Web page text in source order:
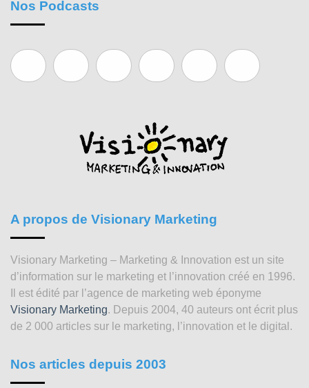
Nos Podcasts
A propos de Visionary Marketing
Visionary Marketing – Marketing & Innovation est un site
d’information sur le marketing et l’innovation créé en 1996.
Il est édité par l’agence de marketing web éponyme
Visionary Marketing. Depuis 2004, 40 auteurs ont écrit plus
de 2 000 articles sur le marketing, l’innovation et le digital.
Nos articles depuis 2003